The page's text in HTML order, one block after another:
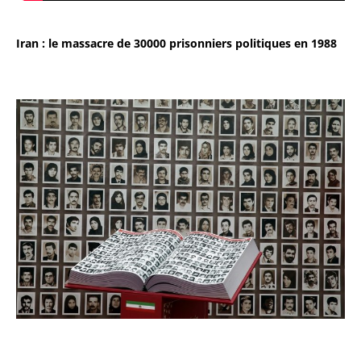
Iran : le massacre de 30000 prisonniers politiques en 1988